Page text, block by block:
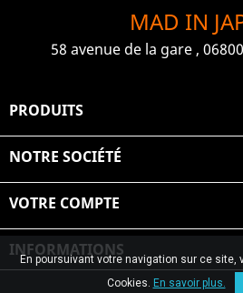
MAD IN
58 avenue de la gare ,
PRODUITS
NOTRE SOCIÉTÉ
VOTRE COMPTE
INFORMATIONS
© 2026 Graiet Mehdi & Geelen
En poursuivant votre navigation sur ce
Cookies. En savoir plus.